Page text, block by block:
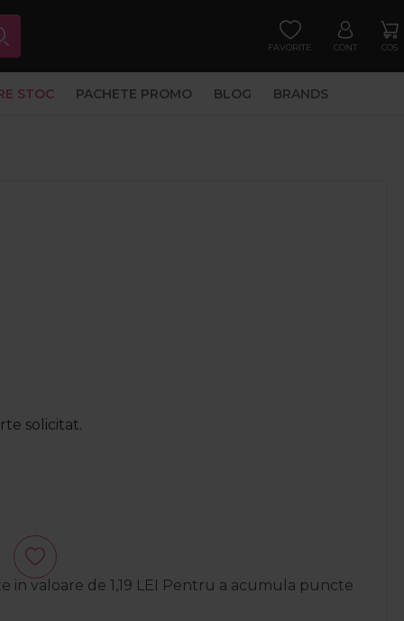
FAVORITE CONT COS
STOC PACHETE PROMO BLOG BRANDS
solicitat.
in valoare de 1,19 LEI Pentru a acumula puncte